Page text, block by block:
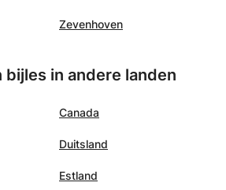
Zevenhoven
bijles in andere landen
Canada
Duitsland
Estland